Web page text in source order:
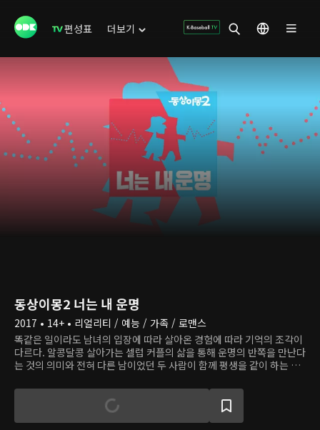
편성표 더보기
동상이몽2 너는 내 운명
2017 • 14+ • 리얼리티 / 예능 / 가족 / 로맨스
똑같은 일이라도 남녀의 입장에 따라 살아온 경험에 따라 기억의 조각이
다르다. 알콩달콩 살아가는 셀럽 커플의 삶을 통해 운명의 반쪽을 만난다
는 것의 의미와 전혀 다른 남이었던 두 사람이 함께 평생을 같이 하는 것